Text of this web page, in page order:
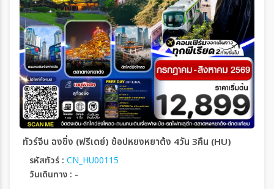
ทัวร์จีน ฉงชิ่ง (ฟรีเดย์) ช้อปหยงหยาต้ง 4วัน 3คืน (HU)
รหัสทัวร์ : CN_HU00115
วันเดินทาง : -